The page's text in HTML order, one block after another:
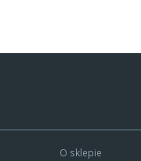
O sklepie